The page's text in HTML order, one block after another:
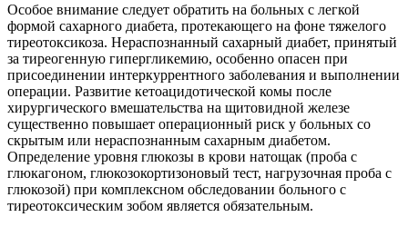
Особое внимание следует обратить на больных с легкой
формой сахарного диабета, протекающего на фоне тяжелого
тиреотоксикоза. Нераспознанный сахарный диабет, принятый
за тиреогенную гипергликемию, особенно опасен при
присоединении интеркуррентного заболевания и выполнении
операции. Развитие кетоацидотической комы после
хирургического вмешательства на щитовидной железе
существенно повышает операционный риск у больных со
скрытым или нераспознанным сахарным диабетом.
Определение уровня глюкозы в крови натощак (проба с
глюкагоном, глюкозокортизоновый тест, нагрузочная проба с
глюкозой) при комплексном обследовании больного с
тиреотоксическим зобом является обязательным.